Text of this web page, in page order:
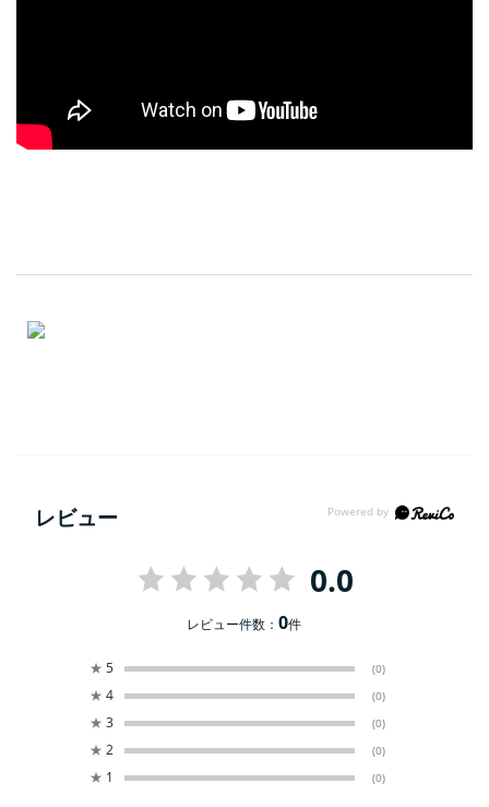
レビュー
0.0
レビュー件数：0件
★ 5 (0)
★ 4 (0)
★ 3 (0)
★ 2 (0)
★ 1 (0)